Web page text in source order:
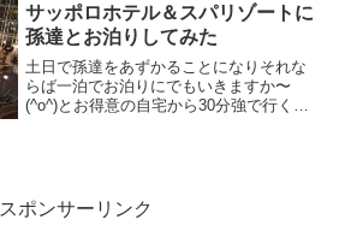
サッポロホテル＆スパリゾートに
孫達とお泊りしてみた
土日で孫達をあずかることになりそれな
らば一泊でお泊りにでもいきますか〜
(^o^)とお得意の自宅から30分強で行くこ
スポンサーリンク